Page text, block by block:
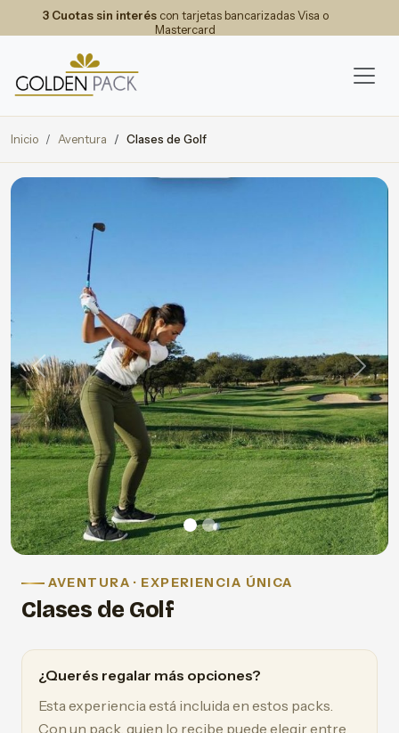
3 Cuotas sin interéscon tarjetas bancarizadas Visa o
Mastercard
Inicio Aventura Clases de Golf
Previous Next
AVENTURA · EXPERIENCIA ÚNICA
Clases de Golf
¿Querés regalar más opciones?
Esta experiencia está incluida en estos packs.
Con un pack, quien lo recibe puede elegir entre